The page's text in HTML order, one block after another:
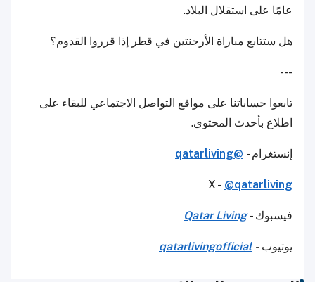
عامًا على استقلال البلاد.
هل ستتابع مباراة الأرجنتين في قطر إذا قرروا القدوم؟
---
تابعوا حساباتنا على مواقع التواصل الاجتماعي للبقاء على
اطلاع بأحدث المحتوى.
إنستغرام - @qatarliving
X - @qatarliving
فيسبوك -Qatar Living
يوتيوب-
qatarlivingofficial